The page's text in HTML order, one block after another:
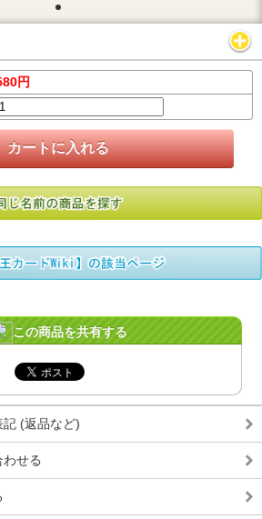
円
この商品を共有する
(返品など)
せる